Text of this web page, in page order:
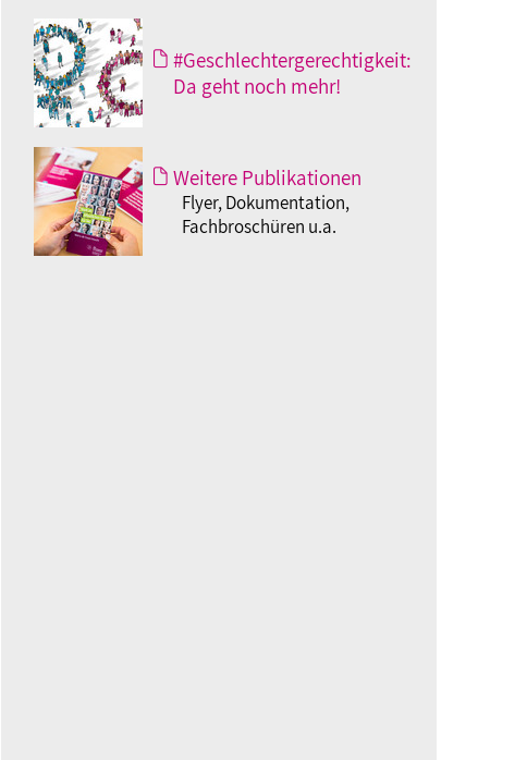
#Geschlechtergerechtigkeit:
Da geht noch mehr!
Weitere Publikationen
Flyer, Dokumentation,
Fachbroschüren u.a.